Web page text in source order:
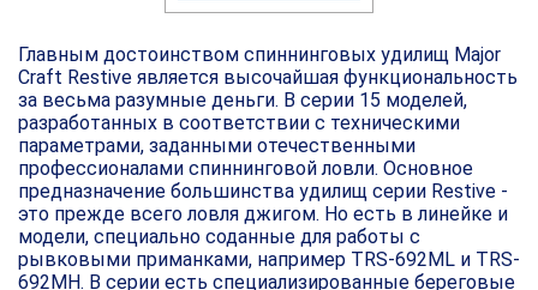
Главным достоинством спиннинговых удилищ Major
Craft Restive является высочайшая функциональность
за весьма разумные деньги. В серии 15 моделей,
разработанных в соответствии с техническими
параметрами, заданными отечественными
профессионалами спиннинговой ловли. Основное
предназначение большинства удилищ серии Restive -
это прежде всего ловля джигом. Но есть в линейке и
модели, специально соданные для работы с
рывковыми приманками, например TRS-692ML и TRS-
692MH. В серии есть специализированные береговые